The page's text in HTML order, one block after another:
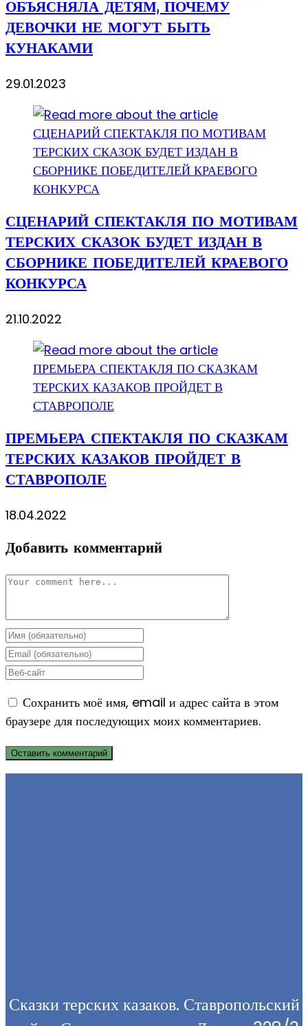
ОБЪЯСНЯЛА ДЕТЯМ, ПОЧЕМУ
ДЕВОЧКИ НЕ МОГУТ БЫТЬ
КУНАКАМИ
29.01.2023
СЦЕНАРИЙ СПЕКТАКЛЯ ПО МОТИВАМ
ТЕРСКИХ СКАЗОК БУДЕТ ИЗДАН В
СБОРНИКЕ ПОБЕДИТЕЛЕЙ КРАЕВОГО
КОНКУРСА
21.10.2022
ПРЕМЬЕРА СПЕКТАКЛЯ ПО СКАЗКАМ
ТЕРСКИХ КАЗАКОВ ПРОЙДЕТ В
СТАВРОПОЛЕ
18.04.2022
Добавить комментарий
Комментарий
Enter
your
name
username
to
comment
Enter
your
address
to
comment
Enter
website
URL
(optional)
Сохранить моё имя, email и адрес сайта в этом
браузере для последующих моих комментариев.
Сказки терских казаков. Ставропольский